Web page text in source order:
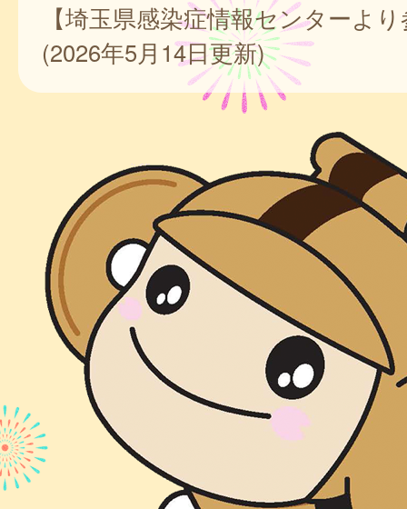
【埼玉県感染症情報センターよ
(2026年5月14日更新)